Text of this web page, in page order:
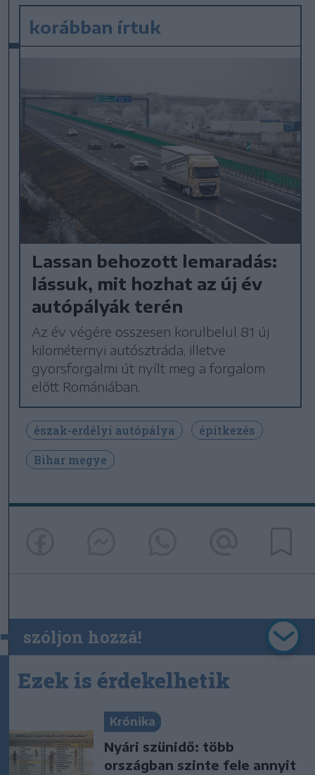
korábban írtuk
Lassan behozott lemaradás:
lássuk, mit hozhat az új év
autópályák terén
Az év végére összesen körülbelül 81 új
kilométernyi autósztráda, illetve
gyorsforgalmi út nyílt meg a forgalom
előtt Romániában.
észak-erdélyi autópálya
építkezés
Bihar megye
szóljon hozzá!
Ezek is érdekelhetik
Krónika
Nyári szünidő: több
országban szinte fele annyit